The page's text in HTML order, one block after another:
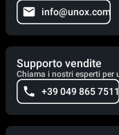
info@unox.com
Supporto vendite
Chiama i nostri esperti per
+39 049 865 7511